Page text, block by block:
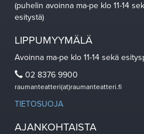
(puhelin avoinna ma-pe klo 11-14
esitystä)
LIPPUMYYMÄLÄ
Avoinna ma-pe klo 11-14 sekä
02 8376 9900
raumanteatteri(at)raumanteatteri.fi
TIETOSUOJA
AJANKOHTAISTA